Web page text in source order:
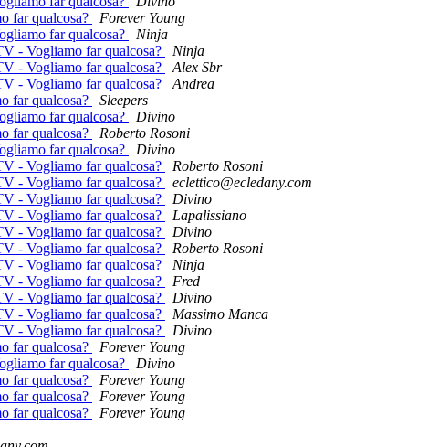
far qualcosa?
Forever Young
far qualcosa?
Ninja
- Vogliamo far qualcosa?
Ninja
- Vogliamo far qualcosa?
Alex Sbr
- Vogliamo far qualcosa?
Andrea
far qualcosa?
Sleepers
far qualcosa?
Divino
far qualcosa?
Roberto Rosoni
far qualcosa?
Divino
- Vogliamo far qualcosa?
Roberto Rosoni
- Vogliamo far qualcosa?
eclettico@ecledany.com
- Vogliamo far qualcosa?
Divino
- Vogliamo far qualcosa?
Lapalissiano
- Vogliamo far qualcosa?
Divino
- Vogliamo far qualcosa?
Roberto Rosoni
- Vogliamo far qualcosa?
Ninja
- Vogliamo far qualcosa?
Fred
- Vogliamo far qualcosa?
Divino
- Vogliamo far qualcosa?
Massimo Manca
- Vogliamo far qualcosa?
Divino
far qualcosa?
Forever Young
far qualcosa?
Divino
far qualcosa?
Forever Young
far qualcosa?
Forever Young
far qualcosa?
Forever Young